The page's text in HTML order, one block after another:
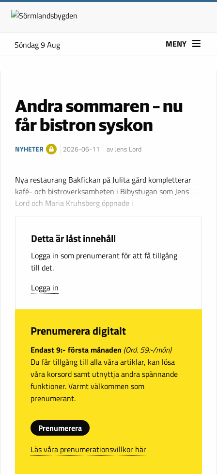
Söndag 9 Aug MENY
Andra sommaren – nu
får bistron syskon
NYHETER 2026-06-11 av Jens Lord
Nya restaurang Bakfickan på Julita gård kompletterar
kafé- och bistroverksamheten i Bibystugan som Jens
Lord och Maria Kruhsberg öppnade i
Detta är låst innehåll
Logga in som prenumerant för att få tillgång
till det.
Logga in
Prenumerera digitalt
Endast 9:- första månaden (Ord. 59:-/mån)
Du får tillgång till alla våra artiklar, kan lösa
våra korsord samt utnyttja andra spännande
funktioner. Varmt välkommen som
prenumerant.
Prenumerera
Läs våra prenumerationsvillkor här